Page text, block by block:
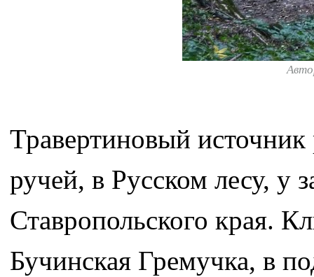
Травертиновый источник
ручей, в Русском лесу, у
Ставропольского края.
Бучинская Гремучка, в